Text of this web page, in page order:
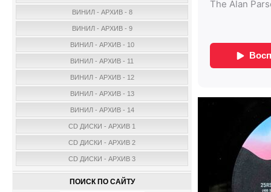
ВИНИЛ - АРХИВ - 8
ВИНИЛ - АРХИВ - 9
ВИНИЛ - АРХИВ - 10
ВИНИЛ - АРХИВ - 11
ВИНИЛ - АРХИВ - 12
ВИНИЛ - АРХИВ - 13
ВИНИЛ - АРХИВ - 14
CD ДИСКИ - АРХИВ 1
CD ДИСКИ - АРХИВ 2
CD ДИСКИ - АРХИВ 3
ПОИСК ПО САЙТУ